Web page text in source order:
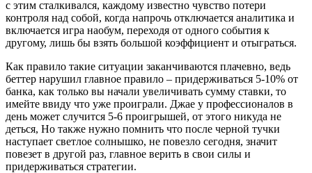
с этим сталкивался, каждому известно чувство потери
контроля над собой, когда напрочь отключается аналитика и
включается игра наобум, переходя от одного события к
другому, лишь бы взять большой коэффициент и отыграться.
Как правило такие ситуации заканчиваются плачевно, ведь
беттер нарушил главное правило – придерживаться 5-10% от
банка, как только вы начали увеличивать сумму ставки, то
имейте ввиду что уже проиграли. Джае у профессионалов в
день может случится 5-6 проигрышей, от этого никуда не
деться, Но также нужно помнить что после черной тучки
наступает светлое солнышко, не повезло сегодня, значит
повезет в другой раз, главное верить в свои силы и
придерживаться стратегии.